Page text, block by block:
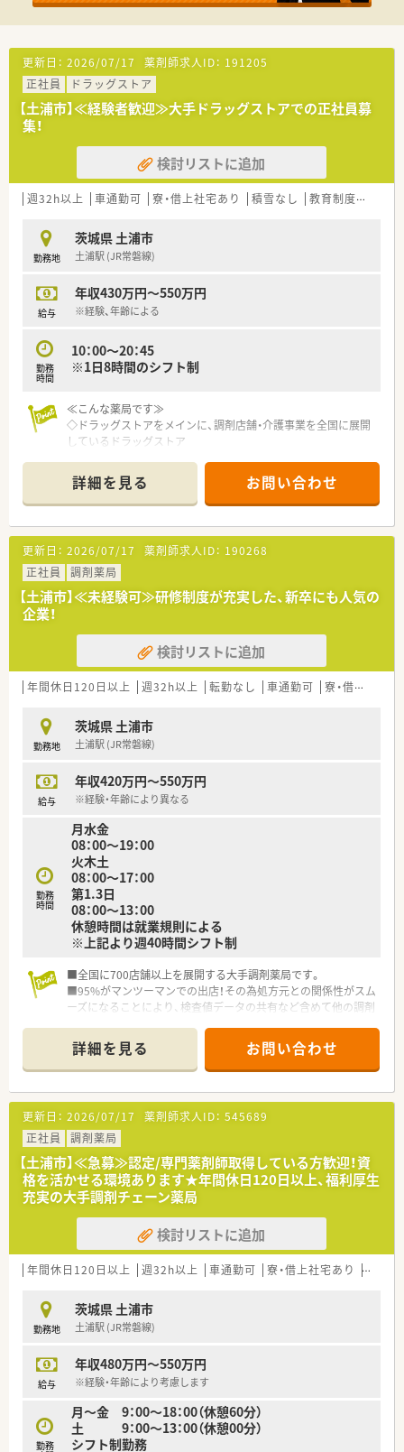
■年に2回、社員のスキルアップ、情報共有を目的として全員参
加で研修会を行っています。
れます
≪キャリアアップについて≫
■管理薬剤師→薬局長（※複数店舗を管轄するエリアマネージャ
更新日： 2026/07/17 薬剤師求人ID： 191205
正社員
ドラッグストア
【土浦市】≪経験者歓迎≫大手ドラッグストアでの正社員募
集！
検討リストに追加
週32h以上 車通勤可 寮・借上社宅あり 積雪なし 教育制度あり
勤務地
茨城県 土浦市
土浦駅 (JR常磐線)
給与
年収430万円～550万円
※経験、年齢による
勤務
時間
10：00～20：45
※1日8時間のシフト制
≪こんな薬局です≫
◇ドラッグストアをメインに、調剤店舗・介護事業を全国に展開
しているドラッグストア
して勤務できます。
◇スキルや知識を活かして地域の方々に貢献していける現場で
す。
詳細を見る お問い合わせ
更新日： 2026/07/17 薬剤師求人ID： 190268
正社員
調剤薬局
【土浦市】≪未経験可≫研修制度が充実した、新卒にも人気の
企業！
検討リストに追加
年間休日120日以上 週32h以上 転勤なし 車通勤可 寮・借上社宅あり
勤務地
茨城県 土浦市
土浦駅 (JR常磐線)
給与
年収420万円～550万円
※経験・年齢により異なる
勤務
時間
月水金
08：00～19：00
火木土
08：00～17：00
第1.3日
08：00～13：00
休憩時間は就業規則による
※上記より週40時間シフト制
■全国に700店舗以上を展開する大手調剤薬局です。
■95%がマンツーマンでの出店！その為処方元との関係性がスム
ーズになることにより、検査値データの共有など含めて他の調剤
■駅中や複合店舗開発も行っており、OTCも学びたい薬剤師様に
もピッタリな薬局です。
■ご自身の希望やキャリアプランに合わせて、コースを選べま
す。（地域限定、広域、全国転勤）
■女性にやさしい制度も満載！出産育児に関する制度もしっかり
整えています。
■新卒にも人気のある企業で、人材育成も得意としている企業で
す。
詳細を見る お問い合わせ
更新日： 2026/07/17 薬剤師求人ID： 545689
正社員
調剤薬局
【土浦市】≪急募≫認定/専門薬剤師取得している方歓迎！資
格を活かせる環境あります★年間休日120日以上、福利厚生
充実の大手調剤チェーン薬局
検討リストに追加
年間休日120日以上 週32h以上 車通勤可 寮・借上社宅あり 住宅
勤務地
茨城県 土浦市
土浦駅 (JR常磐線)
給与
年収480万円～550万円
※経験・年齢により考慮します
勤務
月～金 9：00～18：00（休憩60分）
土 9：00～13：00（休憩00分）
シフト制勤務